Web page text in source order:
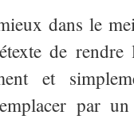
dans le
de
et
par